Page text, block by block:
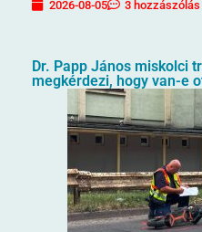
2026-08-05 3 hozzászólás
Dr. Papp János miskolci
megkérdezi, hogy van-e